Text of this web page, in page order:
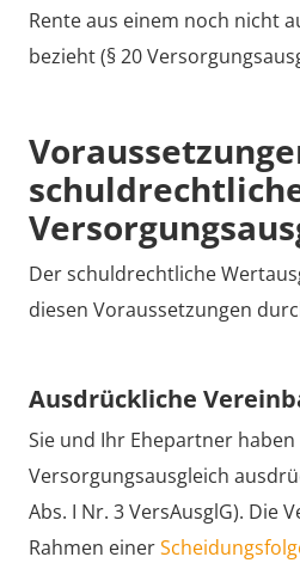
Rente aus einem noch nicht
bezieht (§ 20
Der schuldrechtliche
diesen Voraussetzungen
Ausdrückliche
Sie und Ihr Ehepartner
Versorgungsausgleich
Abs. I Nr. 3 VersAusglG). Die
Rahmen einer